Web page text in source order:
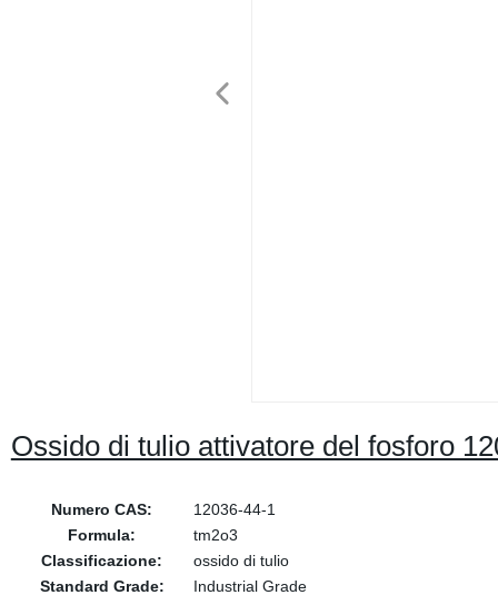
Ossido di tulio attivatore del fosforo
Numero CAS:
12036-44-1
Formula:
tm2o3
Classificazione:
ossido di tulio
Standard Grade:
Industrial Grade